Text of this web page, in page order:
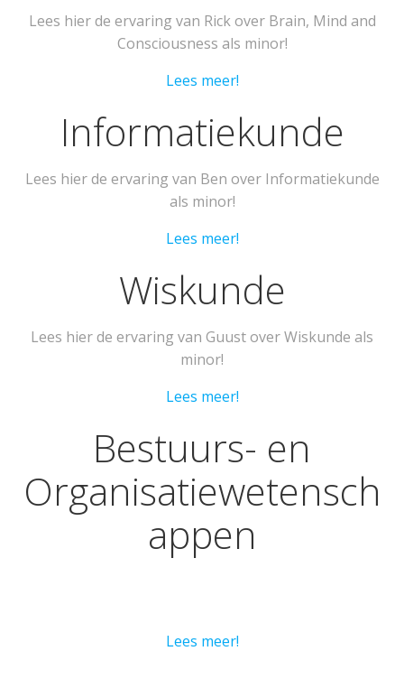
Lees hier de ervaring van Rick over Brain, Mind and
Consciousness als minor!
Lees meer!
Informatiekunde
Lees hier de ervaring van Ben over Informatiekunde
als minor!
Lees meer!
Wiskunde
Lees hier de ervaring van Guust over Wiskunde als
minor!
Lees meer!
Bestuurs- en
Organisatiewetensch
appen
Lees meer!